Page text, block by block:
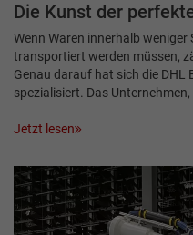
Die Kunst der
Wenn Waren innerhalb
transportiert werden müssen,
Genau darauf hat sich die DHL
spezialisiert. Das
Jetzt lesen